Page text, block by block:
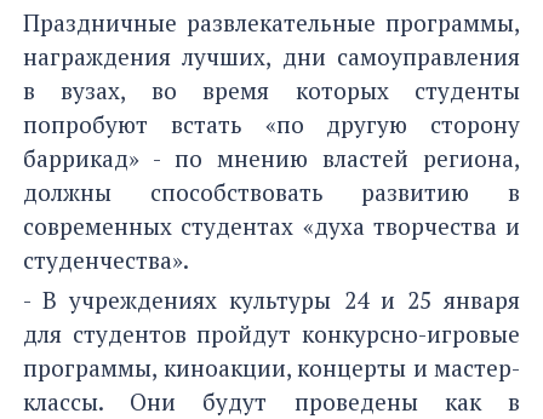
Праздничные развлекательные программы,
награждения лучших, дни самоуправления
в вузах, во время которых студенты
попробуют встать «по другую сторону
баррикад» - по мнению властей региона,
должны способствовать развитию в
современных студентах «духа творчества и
студенчества».
- В учреждениях культуры 24 и 25 января
для студентов пройдут конкурсно-игровые
программы, киноакции, концерты и мастер-
классы. Они будут проведены как в